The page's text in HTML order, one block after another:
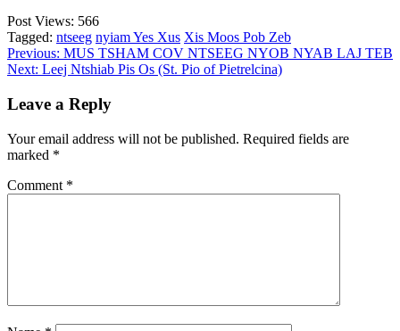
Post Views: 566
Tagged: ntseeg nyiam Yes Xus Xis Moos Pob Zeb
Post
navigation
Previous: MUS TSHAM COV NTSEEG NYOB NYAB LAJ TEB
Next: Leej Ntshiab Pis Os (St. Pio of Pietrelcina)
Leave a Reply
Your email address will not be published. Required fields are
marked *
Comment *